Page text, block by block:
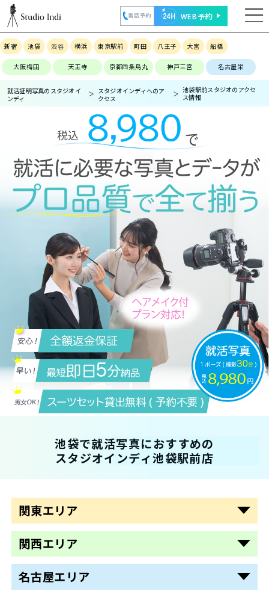
電話予約 WEB予約
新宿 池袋 渋谷 横浜 東京駅前 町田 八王子 大宮 船橋
大阪梅田 天王寺 京都四条烏丸 神戸三宮 名古屋栄
就活証明写真のスタジオイ
ンディ
スタジオインディへのア
クセス
池袋駅前スタジオのアクセ
ス情報
池袋で就活写真におすすめの
スタジオインディ池袋駅前店
関東エリア
新宿
横浜
東京駅
町田
八王子
関西エリア
大阪梅田
天王寺あべの
京都四条烏丸
名古屋エリア
名古屋栄